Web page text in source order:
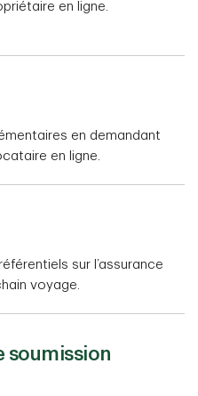
en ligne.
en demandant
en ligne.
sur l’assurance
voyage.
soumission